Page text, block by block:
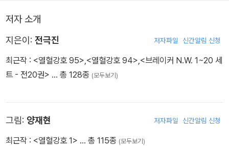
저자 소개
지은이: 전극진 저자파일 신간알림 신청
최근작 : <열혈강호 95>,<열혈강호 94>,<브레이커 N.W. 1~20 세
트 - 전20권> … 총 128종 (모두보기)
그림: 양재현 저자파일 신간알림 신청
최근작 : <열혈강호 1> … 총 115종 (모두보기)